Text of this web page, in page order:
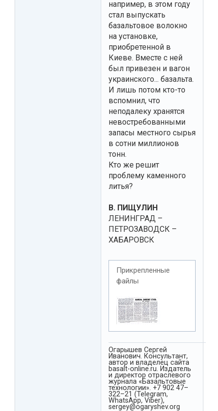
например, в этом году
стал выпускать
базальтовое волокно
на установке,
приобретенной в
Киеве. Вместе с ней
был привезен и вагон
украинского... базальта.
И лишь потом кто-то
вспомнил, что
неподалеку хранятся
невостребованными
запасы местного сырья
в сотни миллионов
тонн.
Кто же решит
проблему каменного
литья?
В. ПИЩУЛИН
ЛЕНИНГРАД –
ПЕТРОЗАВОДСК –
ХАБАРОВСК
Прикрепленные
файлы
Огарышев Сергей
Иванович. Консультант,
автор и владелец сайта
basalt-online.ru. Издатель
и директор отраслевого
журнала «Базальтовые
технологии». +7 902 47–
322–21 (Telegram,
WhatsApp, Viber),
sergey@ogaryshev.org